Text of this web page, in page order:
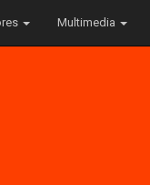
Multimedia